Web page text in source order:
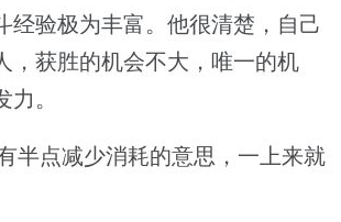
经验极为丰富。他很清楚，自己
，获胜的机会不大，唯一的机
。
半点减少消耗的意思，一上来就